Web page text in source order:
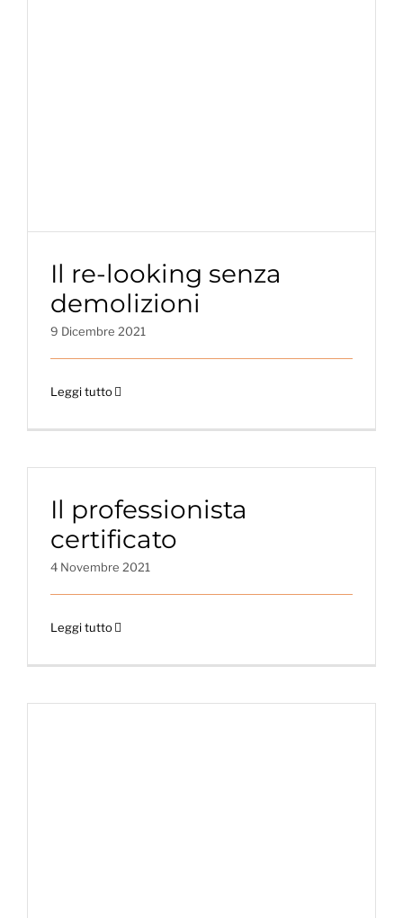
Il re-looking senza
demolizioni
9 Dicembre 2021
Leggi tutto
Il professionista
certificato
4 Novembre 2021
Leggi tutto